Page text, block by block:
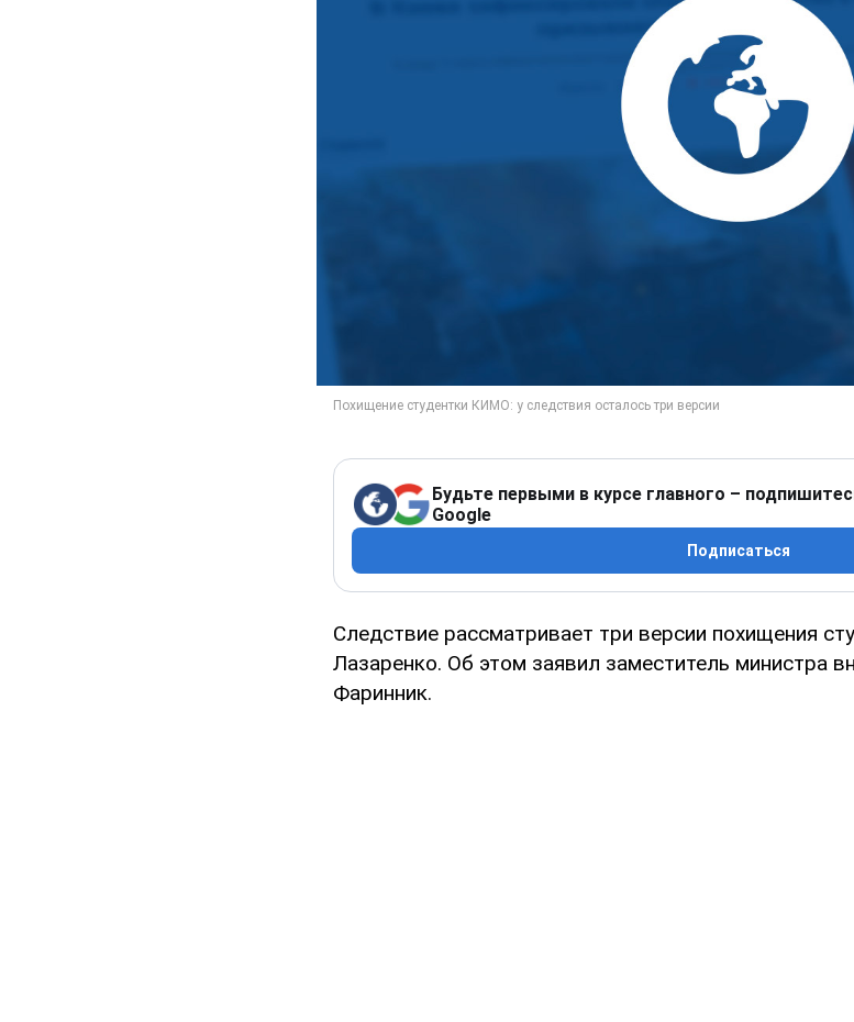
Будьте первыми в курсе главного –
Google
Подписаться
Следствие рассматривает три версии похищения
Лазаренко. Об этом заявил заместитель министра
Фаринник.